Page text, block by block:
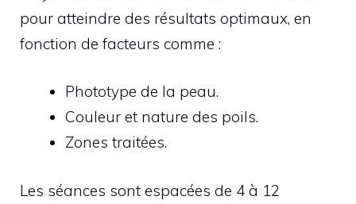
pour atteindre des résultats optimaux, en
fonction de facteurs comme :
Phototype de la peau.
Couleur et nature des poils.
Zones traitées.
Les séances sont espacées de 4 à 12